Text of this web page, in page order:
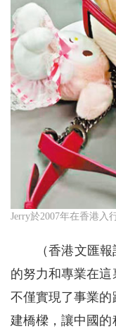
Jerry於2007年在香港
（香港文匯
的努力和專業在
不僅實現了事業
建橋樑，讓中國